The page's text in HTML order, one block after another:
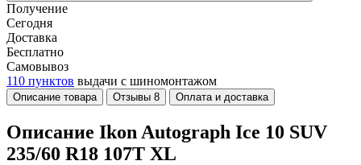
Получение
Сегодня
Доставка
Бесплатно
Самовывоз
110 пунктов выдачи с шиномонтажом
Описание товара Отзывы 8 Оплата и доставка
Описание Ikon Autograph Ice 10 SUV
235/60 R18 107T XL